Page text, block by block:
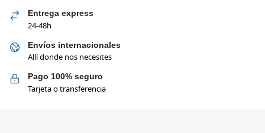
Entrega express
24-48h
Envíos internacionales
Allí donde nos necesites
Pago 100% seguro
Tarjeta o transferencia